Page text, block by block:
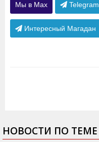
Мы в Max Telegram
Интересный Магадан
НОВОСТИ ПО ТЕМЕ